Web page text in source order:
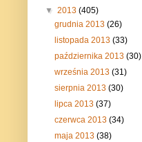
▼ 2013 (405)
grudnia 2013(26)
listopada 2013(33)
października 2013(30)
września 2013(31)
sierpnia 2013(30)
lipca 2013(37)
czerwca 2013(34)
maja 2013(38)